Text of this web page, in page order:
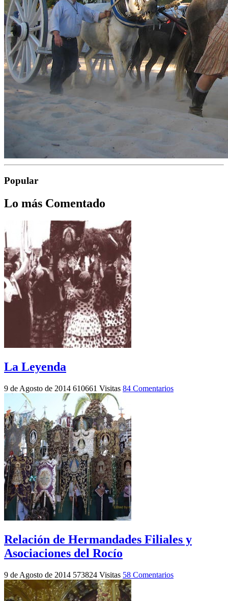
Popular
Lo más Comentado
La Leyenda
9 de Agosto de 2014 610661 Visitas 84 Comentarios
Relación de Hermandades Filiales y
Asociaciones del Rocío
9 de Agosto de 2014 573824 Visitas 58 Comentarios